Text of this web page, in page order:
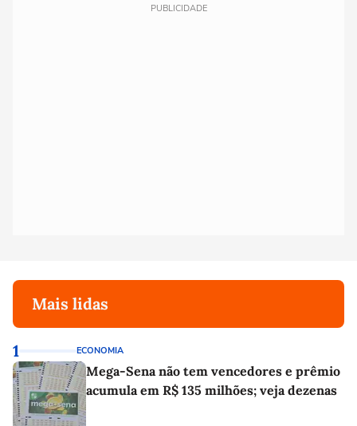
PUBLICIDADE
Mais lidas
1 ECONOMIA
Mega-Sena não tem vencedores e prêmio
acumula em R$ 135 milhões; veja dezenas